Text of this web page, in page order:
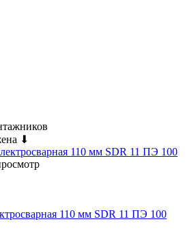
⬇
110 мм SDR 11 ПЭ 100